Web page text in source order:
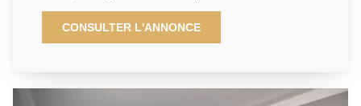
Défense) et du centre-ville, ce bien vous séduira par
la qualité des prestations, ses espaces extérieurs et
ses vues dominantes. Situé au dernier étage d'une
rénové et très lumineux. Il offre un bel espace de vie
CONSULTER L'ANNONCE